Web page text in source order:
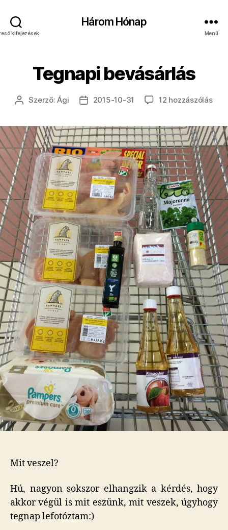
kifejezések
Három Hónap
Menü
Tegnapi bevásárlás
Bejegyzés
Szerző:Ági
Bejegyzés
2015-10-31 12 hozzászólás
Mit veszel?
Hú, nagyon sokszor elhangzik a kérdés, hogy
akkor végül is mit eszünk, mit veszek, úgyhogy
tegnap lefotóztam:)